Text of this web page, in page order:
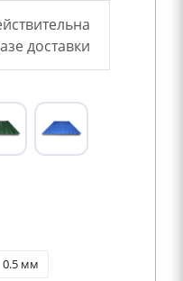
доставки
0.5 мм